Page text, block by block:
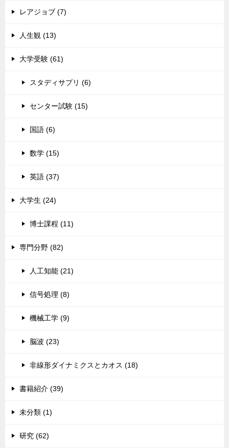
レアジョブ (7)
人生観 (13)
大学受験 (61)
スタディサプリ (6)
センター試験 (15)
国語 (6)
数学 (15)
英語 (37)
大学生 (24)
博士課程 (11)
専門分野 (82)
人工知能 (21)
信号処理 (8)
機械工学 (9)
脳波 (23)
非線形ダイナミクスとカオス (18)
書籍紹介 (39)
未分類 (1)
研究 (62)